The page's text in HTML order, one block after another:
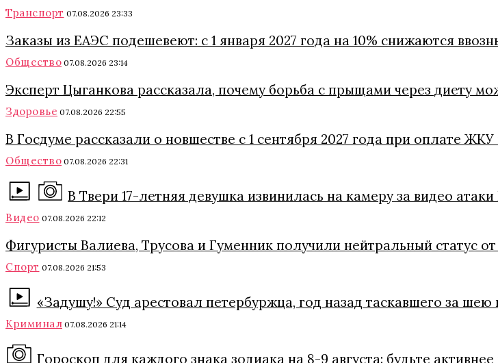
Транспорт 07.08.2026 23:33
Заказы из ЕАЭС подешевеют: с 1 января 2027 года на 10% снижаются
Общество 07.08.2026 23:14
Эксперт Цыганкова рассказала, почему борьба с прыщами через диету
Здоровье 07.08.2026 22:55
В Госдуме рассказали о новшестве с 1 сентября 2027 года при оплате ЖКУ
Общество 07.08.2026 22:31
В Твери 17-летняя девушка извинилась на камеру за видео
Видео 07.08.2026 22:12
Фигуристы Валиева, Трусова и Гуменник получили нейтральный статус от
Спорт 07.08.2026 21:53
«Задушу!» Суд арестовал петербуржца, год назад таскавшего за
Криминал 07.08.2026 21:14
Гороскоп для каждого знака зодиака на 8-9 августа: будьте